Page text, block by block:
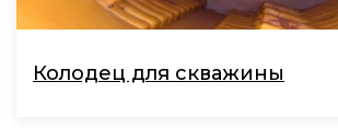
Колодец для скважины